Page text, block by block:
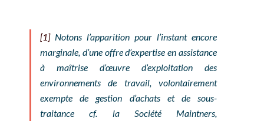
[1]Notons l’apparition pour l’instant encore
marginale, d’une offre d’expertise en assistance
à maîtrise d’œuvre d’exploitation des
environnements de travail, volontairement
exempte de gestion d’achats et de sous-
traitance cf. la Société Maintners,